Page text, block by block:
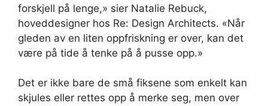
forskjell på lenge,» sier Natalie Rebuck,
hoveddesigner hos Re: Design Architects. «Når
gleden av en liten oppfriskning er over, kan det
være på tide å tenke på å pusse opp.»
Det er ikke bare de små fiksene som enkelt kan
skjules eller rettes opp å merke seg, men over